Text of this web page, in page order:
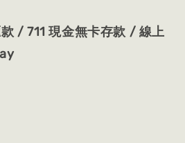
/ 711 現金無卡存款 / 線上